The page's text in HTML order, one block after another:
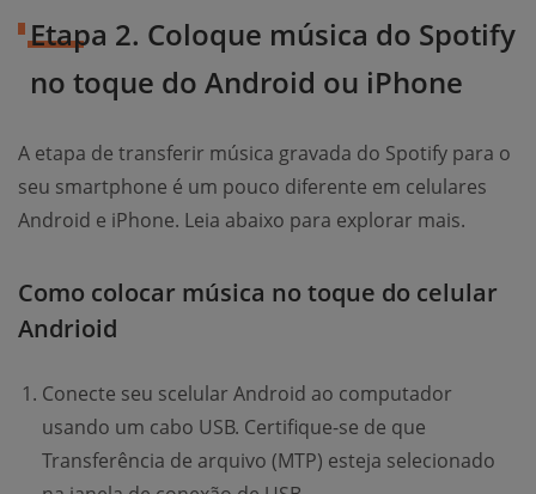
Etapa 2. Coloque música do Spotify
no toque do Android ou iPhone
A etapa de transferir música gravada do Spotify para o
seu smartphone é um pouco diferente em celulares
Android e iPhone. Leia abaixo para explorar mais.
Como colocar música no toque do celular
Andrioid
Conecte seu scelular Android ao computador
usando um cabo USB. Certifique-se de que
Transferência de arquivo (MTP) esteja selecionado